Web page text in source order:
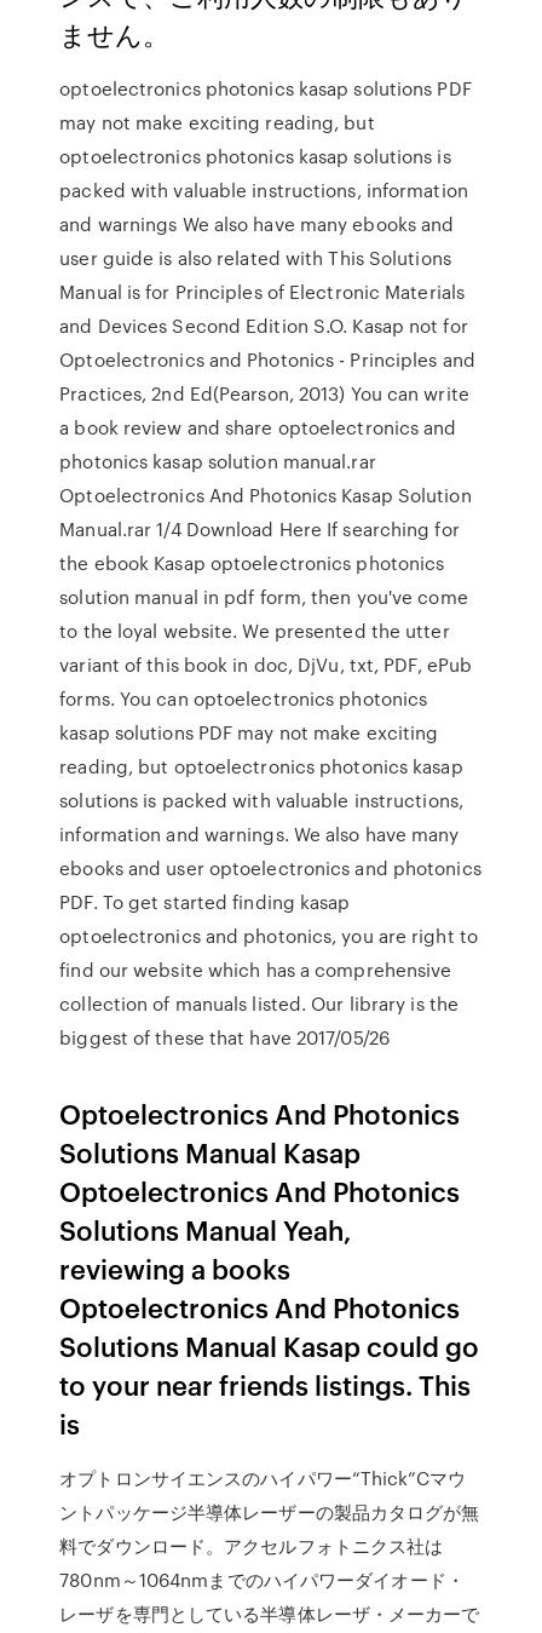
ません。
optoelectronics photonics kasap solutions PDF
may not make exciting reading, but
optoelectronics photonics kasap solutions is
packed with valuable instructions, information
and warnings We also have many ebooks and
user guide is also related with This Solutions
Manual is for Principles of Electronic Materials
and Devices Second Edition S.O. Kasap not for
Optoelectronics and Photonics - Principles and
Practices, 2nd Ed(Pearson, 2013) You can write
a book review and share optoelectronics and
photonics kasap solution manual.rar
Optoelectronics And Photonics Kasap Solution
Manual.rar 1/4 Download Here If searching for
the ebook Kasap optoelectronics photonics
solution manual in pdf form, then you've come
to the loyal website. We presented the utter
variant of this book in doc, DjVu, txt, PDF, ePub
forms. You can optoelectronics photonics
kasap solutions PDF may not make exciting
reading, but optoelectronics photonics kasap
solutions is packed with valuable instructions,
information and warnings. We also have many
ebooks and user optoelectronics and photonics
PDF. To get started finding kasap
optoelectronics and photonics, you are right to
find our website which has a comprehensive
collection of manuals listed. Our library is the
biggest of these that have 2017/05/26
Optoelectronics And Photonics
Solutions Manual Kasap
Optoelectronics And Photonics
Solutions Manual Yeah,
reviewing a books
Optoelectronics And Photonics
Solutions Manual Kasap could go
to your near friends listings. This
is
オプトロンサイエンスのハイパワー“Thick”Cマウ
ントパッケージ半導体レーザーの製品カタログが無
料でダウンロード。アクセルフォトニクス社は
780nm～1064nmまでのハイパワーダイオード・
レーザを専門としている半導体レーザ・メーカーで